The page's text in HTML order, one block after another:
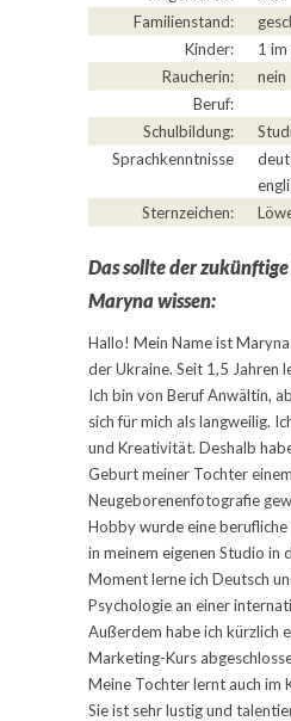
Familienstand:
Kinder:
1
Raucherin:
nein
Beruf:
Schulbildung:
Sprachkenntnisse
Sternzeichen:
Das sollte der
Maryna wissen:
Hallo! Mein Name ist
der Ukraine. Seit 1,5 Jahren
Ich bin von Beruf Anwältin,
sich für mich als langweilig.
und Kreativität. Deshalb
Geburt meiner Tochter
Neugeborenenfotografie
Hobby wurde eine
in meinem eigenen Studio in
Moment lerne ich Deutsch
Psychologie an einer
Außerdem habe ich kürzlich
Marketing-Kurs
Meine Tochter lernt auch im
Sie ist sehr lustig und